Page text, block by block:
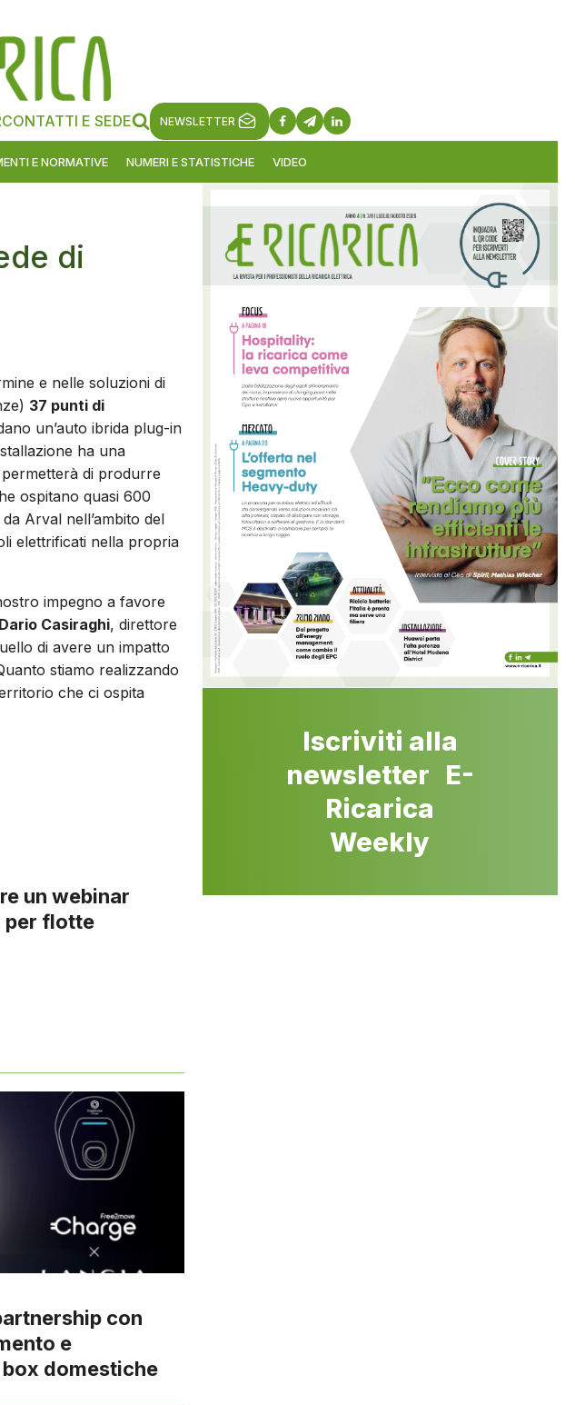
CONTATTI E SEDE NEWSLETTER
E NORMATIVE NUMERI E STATISTICHE VIDEO
di
e nelle soluzioni di
37 punti di
un’auto ibrida plug-in
ha una
di produrre
ospitano quasi 600
Arval nell’ambito del
elettrificati nella propria
impegno a favore
Dario Casiraghi, direttore
di avere un impatto
stiamo realizzando
che ci ospita
un webinar
per flotte
con
e
domestiche
Iscriviti alla
newsletter E-
Ricarica
Weekly